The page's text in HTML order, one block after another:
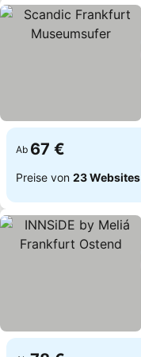
Ab 67 €
Preise von 23 Websites